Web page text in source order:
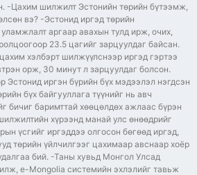
-Цахим шилжилт Эстонийн төрийн бүтээмж,
вэ? -Эстонид иргэд төрийн
аргаар авахын тулд ирж, очих,
23.5 цагийг зарцуулдаг байсан.
хэлбэрт шилжүүлснээр иргэд гэртээ
орж, 30 минут л зарцуулдаг болсон.
Эстонид иргэн бүрийн бүх мэдээлэл нэгдсэн
бүх байгууллага түүнийг нь авч
бичиг баримттай хөөцөлдөх ажлаас бүрэн
хүрээнд манай улс өнөөдрийг
үсгийг иргэддээ олгосон бөгөөд иргэд,
төрийн үйлчилгээг цахимаар авснаар хоёр
бий. -Таны хувьд Монгол Улсад
e-Mongolia системийн эхлэлийг тавьж